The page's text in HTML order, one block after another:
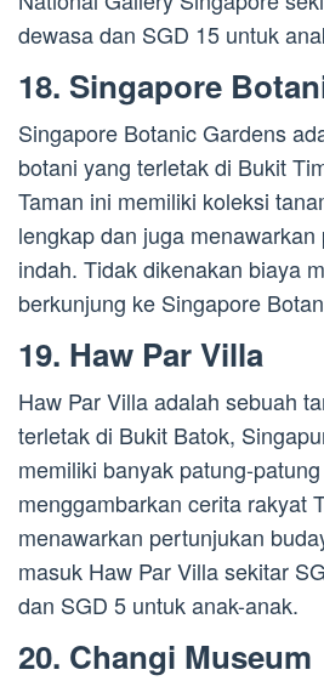
dewasa dan SGD 15 untuk
18. Singapore
Singapore Botanic Gardens
botani yang terletak di Bukit
Taman ini memiliki koleksi
lengkap dan juga
indah. Tidak dikenakan biaya
berkunjung ke Singapore
19. Haw Par Villa
Haw Par Villa adalah sebuah
terletak di Bukit Batok,
memiliki banyak patung-
menggambarkan cerita rakyat
menawarkan pertunjukan
masuk Haw Par Villa sekitar
dan SGD 5 untuk anak-anak.
20. Changi Museum